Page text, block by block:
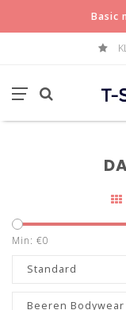
Basic
Min: €0
Standard
Beeren Bodywear